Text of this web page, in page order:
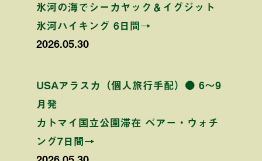
氷河の海でシーカヤック＆イグジット
氷河ハイキング 6日間→
2026.05.30
USAアラスカ（個人旅行手配）● 6〜9
月発
カトマイ国立公園滞在 ベアー・ウォチ
ング7日間→